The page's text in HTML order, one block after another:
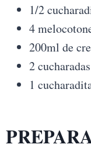
1/2
4
200ml de
2
1